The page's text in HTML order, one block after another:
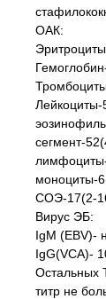
ОАК:
сегмент-
моноциты-
СОЭ-17(2-
Вирус ЭБ:
IgM (EBV)-
IgG(VCA)-
Остальных
титр не